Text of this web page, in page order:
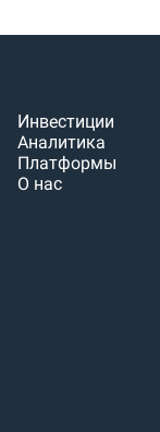
Инвестиции
Аналитика
Платформы
О нас